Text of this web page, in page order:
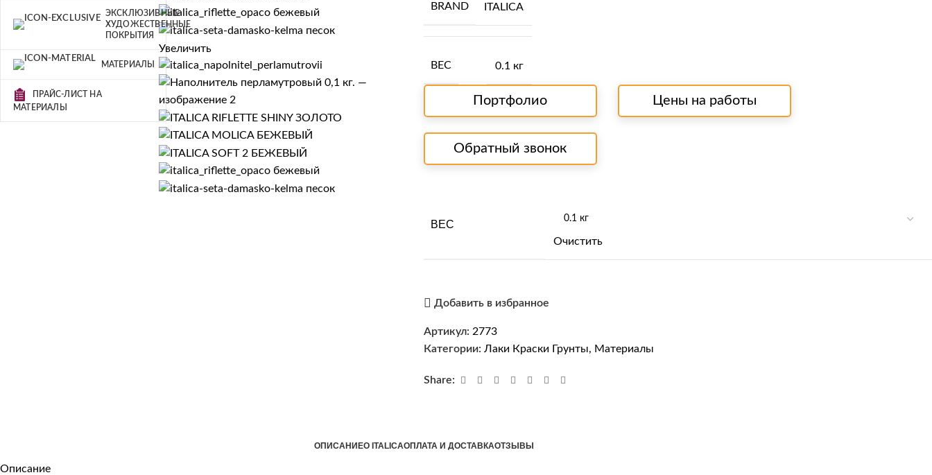
ЭКСКЛЮЗИВНЫЕ
ХУДОЖЕСТВЕННЫЕ
ПОКРЫТИЯ
МАТЕРИАЛЫ
ПРАЙС-ЛИСТ НА
МАТЕРИАЛЫ
Увеличить
BRAND ITALICA
ВЕС 0.1 кг
Портфолио Цены на работы
Обратный звонок
ВЕС
Очистить
Добавить в избранное
Артикул: 2773
Категории: Лаки Краски Грунты, Материалы
Share:
ОПИСАНИЕО ITALICAОПЛАТА И ДОСТАВКАОТЗЫВЫ
Описание